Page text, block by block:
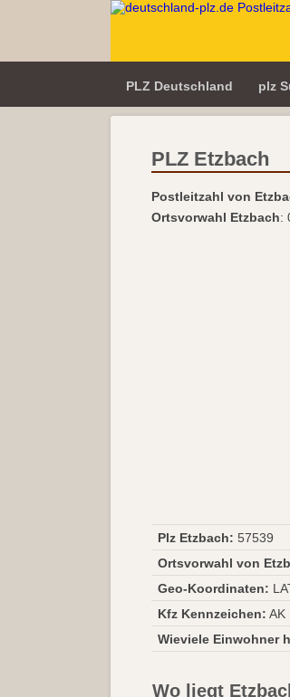
PLZ Deutschland plz
PLZ Etzbach
Postleitzahl von
Ortsvorwahl Etzbach:
Plz Etzbach: 57539
Ortsvorwahl von
Geo-Koordinaten:
Kfz Kennzeichen: AK
Wieviele Einwohner
Wo liegt